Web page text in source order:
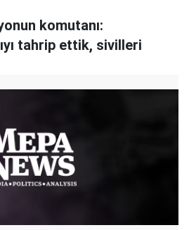
komutanı:
tahrip ettik, sivilleri